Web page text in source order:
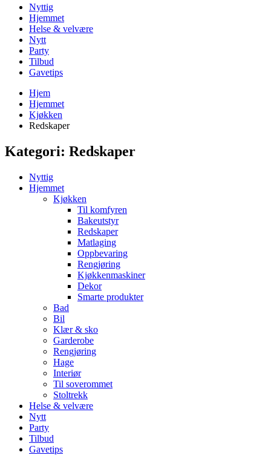
Nyttig
Hjemmet
Helse & velvære
Nytt
Party
Tilbud
Gavetips
Hjem
Hjemmet
Kjøkken
Redskaper
Kategori: Redskaper
Nyttig
Hjemmet
Kjøkken
Til komfyren
Bakeutstyr
Redskaper
Matlaging
Oppbevaring
Rengjøring
Kjøkkenmaskiner
Dekor
Smarte produkter
Bad
Bil
Klær & sko
Garderobe
Rengjøring
Hage
Interiør
Til soverommet
Stoltrekk
Helse & velvære
Nytt
Party
Tilbud
Gavetips